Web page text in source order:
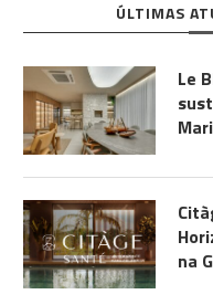
ÚLTIMAS
Le
na